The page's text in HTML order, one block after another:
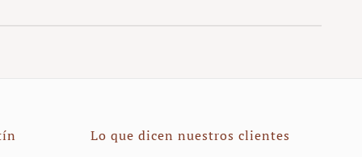
Lo que dicen nuestros clientes